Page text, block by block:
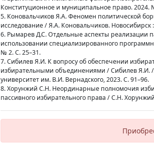
Конституционное и муниципальное право. 2024.
5. Коновальчиков Я.А. Феномен политической
исследование / Я.А. Коновальчиков. Новосибирск
6. Рымарев Д.С. Отдельные аспекты реализации
использовании специализированного
№ 2. С. 25–31.
7. Сибилев Я.И. К вопросу об обеспечении
избирательными объединениями / Сибилев
университет им. В.И. Вернадского, 2023. С. 91–96.
8. Хорунжий С.Н. Неординарные полномочия
пассивного избирательного права / С.Н.